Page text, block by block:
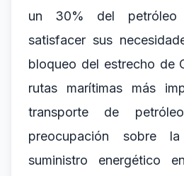
un 30% del petróleo
satisfacer sus
bloqueo del estrecho de
rutas marítimas más
transporte de
preocupación sobre
suministro energético